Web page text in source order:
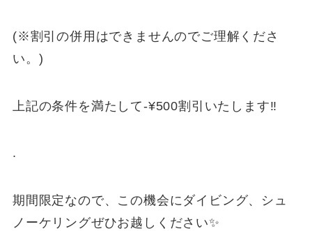
(※割引の併用はできませんのでご理解くださ
い。)
上記の条件を満たして-¥500割引いたします‼️
.
期間限定なので、この機会にダイビング、シュ
ノーケリングぜひお越しください✨